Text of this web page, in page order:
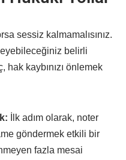
sessiz kalmamalısınız.
belirli
hak kaybınızı önlemek
İlk adım olarak, noter
göndermek etkili bir
fazla mesai